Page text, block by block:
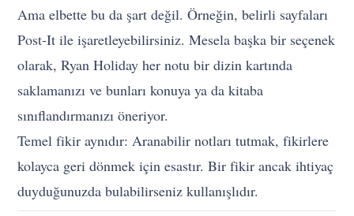
Ama elbette bu da şart değil. Örneğin, belirli sayfaları
Post-It ile işaretleyebilirsiniz. Mesela başka bir seçenek
olarak, Ryan Holiday her notu bir dizin kartında
saklamanızı ve bunları konuya ya da kitaba
sınıflandırmanızı öneriyor.
Temel fikir aynıdır: Aranabilir notları tutmak, fikirlere
kolayca geri dönmek için esastır. Bir fikir ancak ihtiyaç
duyduğunuzda bulabilirseniz kullanışlıdır.